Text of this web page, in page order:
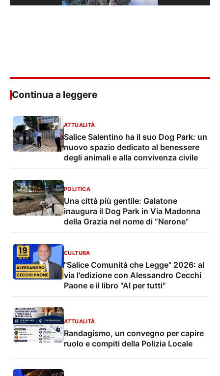
Continua a leggere
ATTUALITÀ
Salice Salentino ha il suo Dog Park: un
nuovo spazio dedicato al benessere
degli animali e alla convivenza civile
POLITICA
Una città più gentile: Galatone
inaugura il Dog Park in Via Madonna
della Grazia nel nome di “Nerone”
CULTURA
"Salice Comunità che Legge" 2026: al
via l'edizione con Alessandro Cecchi
Paone e il libro "AI per tutti"
ATTUALITÀ
Randagismo, un convegno per capire
ruolo e compiti della Polizia Locale